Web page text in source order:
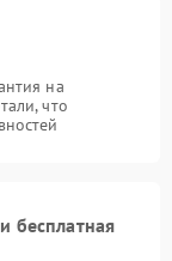
на
что
бесплатная